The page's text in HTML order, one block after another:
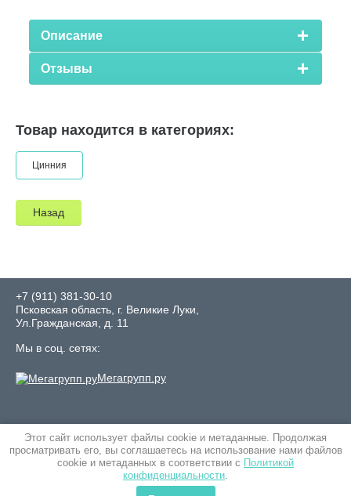
Этот сайт использует файлы cookie и метаданные. Продолжая
просматривать его, вы соглашаетесь на использование нами файлов
cookie и метаданных в соответствии с Политикой
конфиденциальности.
Описание
Отзывы
Товар находится в категориях:
Цинния
Назад
+7 (911) 381-30-10
Псковская область, г. Великие Луки,
Ул.Гражданская, д. 11
Мы в соц. сетях:
Мегагрупп.ру
© 2019 Интернет-магазин семян "Росток"
Политика конфиденциальности